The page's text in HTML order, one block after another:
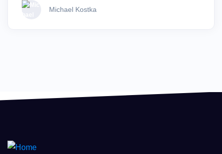
Michael Kostka